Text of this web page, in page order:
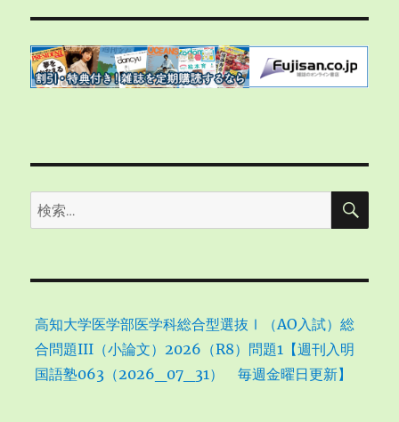
検
索:
検
高知大学医学部医学科総合型選抜Ⅰ（AO入試）総
合問題III（小論文）2026（R8）問題1【週刊入明
国語塾063（2026_07_31） 毎週金曜日更新】